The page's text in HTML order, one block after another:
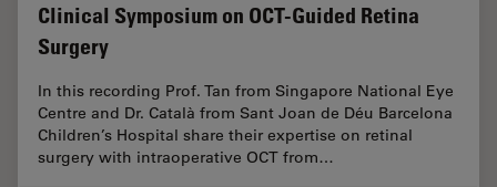
Clinical Symposium on OCT-Guided Retina
Surgery
In this recording Prof. Tan from Singapore National Eye
Centre and Dr. Català from Sant Joan de Déu Barcelona
Children’s Hospital share their expertise on retinal
surgery with intraoperative OCT from…